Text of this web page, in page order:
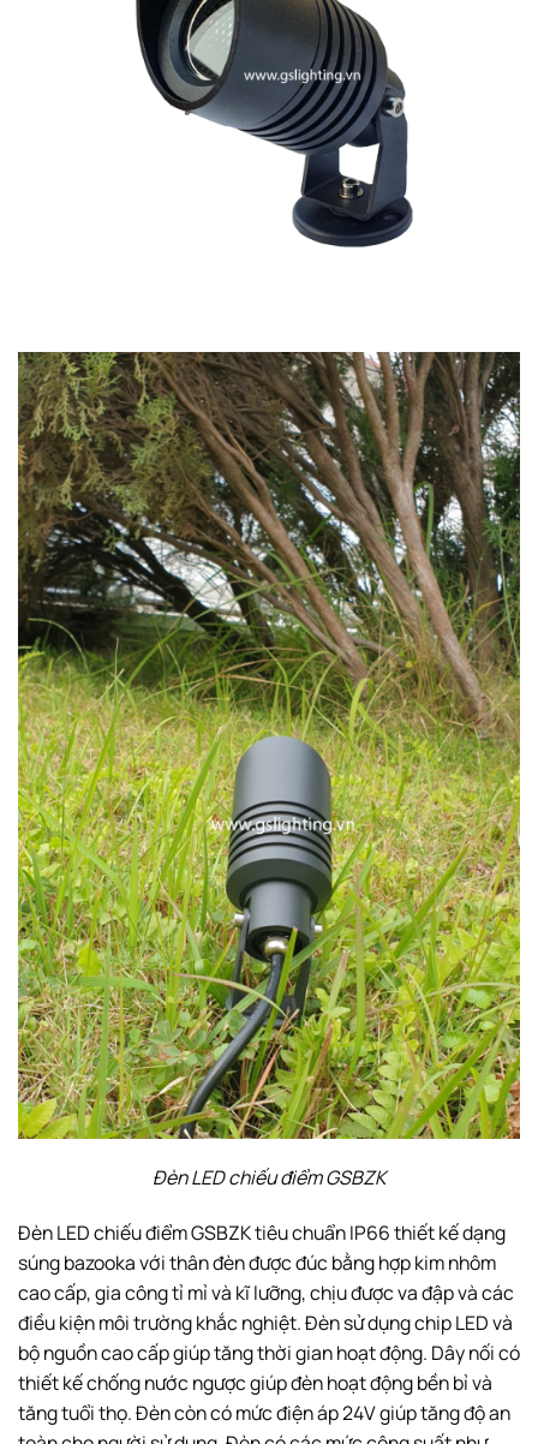
Đèn LED chiếu điểm GSBZK
Đèn LED chiếu điểm GSBZK tiêu chuẩn IP66 thiết kế dạng
súng bazooka với thân đèn được đúc bằng hợp kim nhôm
cao cấp, gia công tỉ mỉ và kĩ lưỡng, chịu được va đập và các
điều kiện môi trường khắc nghiệt. Đèn sử dụng chip LED và
bộ nguồn cao cấp giúp tăng thời gian hoạt động. Dây nối có
thiết kế chống nước ngược giúp đèn hoạt động bền bỉ và
tăng tuổi thọ. Đèn còn có mức điện áp 24V giúp tăng độ an